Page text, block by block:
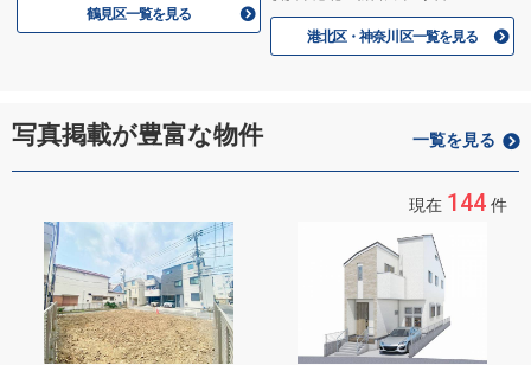
鶴見区一覧を見る
港北区・神奈川区一覧を見る
写真掲載が豊富な物件 一覧を見る
現在 144 件